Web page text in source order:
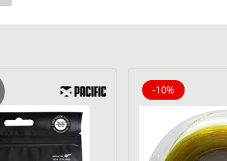
-10%
10% obniżone